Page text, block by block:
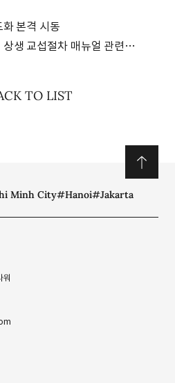
화 본격 시동
TO LIST
상생 교섭절차 매뉴얼 관련
Minh City#Hanoi#Jakarta
워